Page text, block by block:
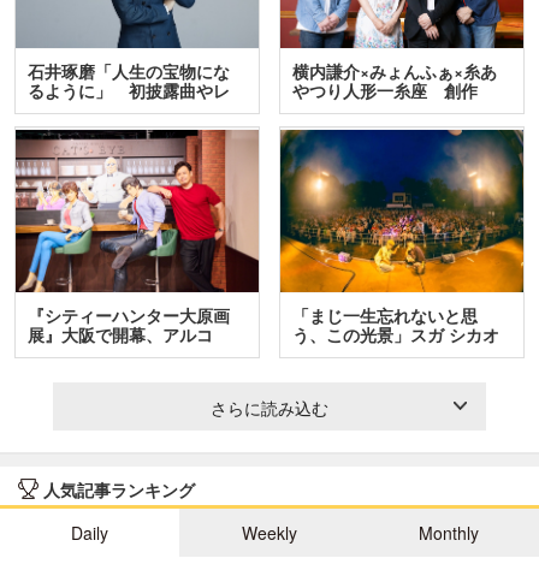
石井琢磨「人生の宝物にな
るように」 初披露曲やレ
ア…
横内謙介×みょんふぁ×糸あ
やつり人形一糸座 創作
人…
『シティーハンター大原画
展』大阪で開幕、アルコ
＆…
「まじ一生忘れないと思
う、この光景」スガ シカオ
と…
さらに読み込む
人気記事ランキング
Daily
Weekly Monthly